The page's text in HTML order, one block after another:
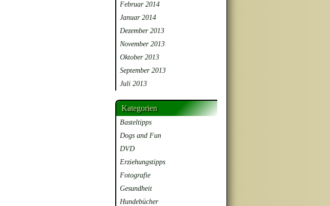
Februar 2014
Januar 2014
Dezember 2013
November 2013
Oktober 2013
September 2013
Juli 2013
Kategorien
Basteltipps
Dogs and Fun
DVD
Erziehungstipps
Fotografie
Gesundheit
Hundebücher